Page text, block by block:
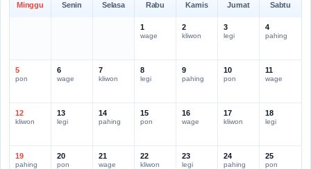
Minggu Senin Selasa Rabu Kamis Jumat Sabtu
1
wage
2
kliwon
3
legi
4
pahing
5
pon
6
wage
7
kliwon
8
legi
9
pahing
10
pon
11
wage
12
kliwon
13
legi
14
pahing
15
pon
16
wage
17
kliwon
18
legi
19
pahing
20
pon
21
wage
22
kliwon
23
legi
24
pahing
25
pon